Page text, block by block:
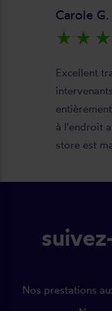
Carole G.
star_rate star_rate star_rate
Excellent
à l'endroit
store est
Nos prestations